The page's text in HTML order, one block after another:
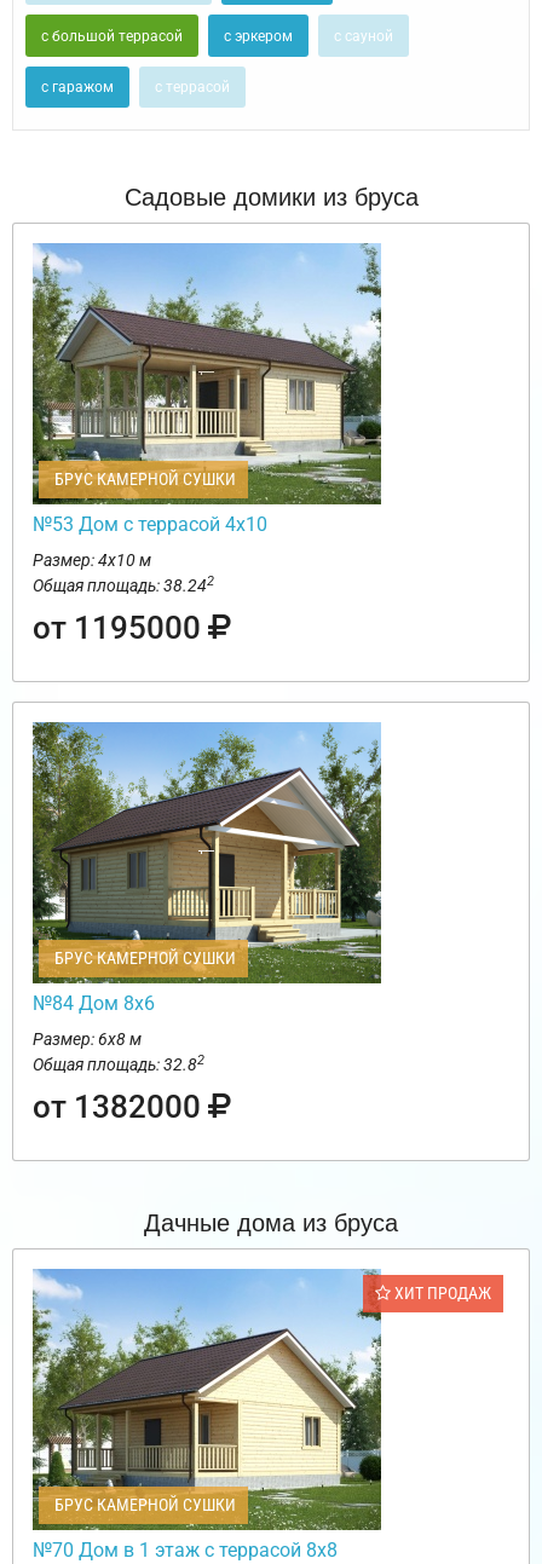
с большой террасой с эркером с сауной
с гаражом с террасой
Садовые домики из бруса
БРУС КАМЕРНОЙ СУШКИ
№53 Дом с террасой 4х10
Размер: 4х10 м
Общая площадь: 38.242
от 1195000
БРУС КАМЕРНОЙ СУШКИ
№84 Дом 8х6
Размер: 6х8 м
Общая площадь: 32.82
от 1382000
Дачные дома из бруса
ХИТ ПРОДАЖ
БРУС КАМЕРНОЙ СУШКИ
№70 Дом в 1 этаж с террасой 8х8